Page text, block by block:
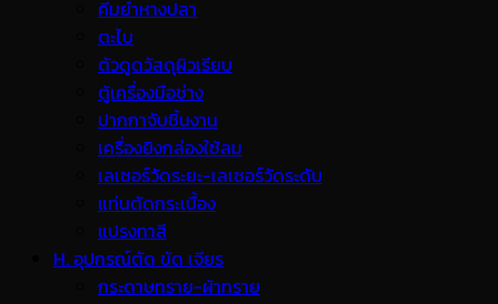
คีมย้ำหางปลา
ตะไบ
ตัวดูดวัสดุผิวเรียบ
ตู้เครื่องมือช่าง
ปากกาจับชิ้นงาน
เครื่องยิงกล่องใช้ลม
เลเซอร์วัดระยะ-เลเซอร์วัดระดับ
แท่นตัดกระเบื้อง
แปรงทาสี
H. อุปกรณ์ตัด ขัด เจียร
กระดาษทราย-ผ้าทราย